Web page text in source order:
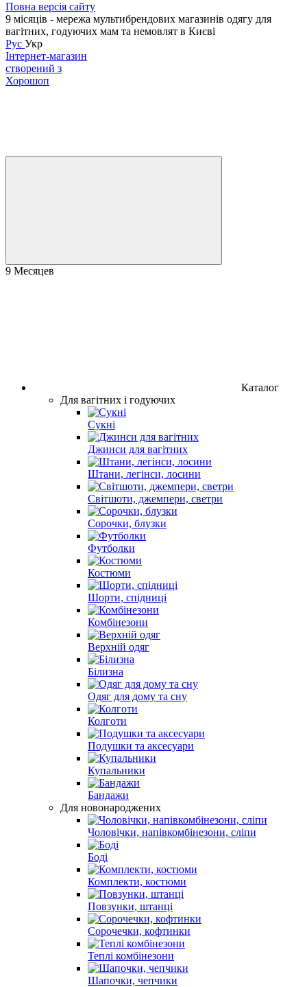
Повна версія сайту
9 місяців - мережа мультибрендових магазинів одягу для
вагітних, годуючих мам та немовлят в Києві
Рус Укр
Інтернет-магазин
створений з
Хорошоп
9 Месяцев
Каталог
Для вагітних і годуючих
Сукні
Джинси для вагітних
Штани, легінси, лосини
Світшоти, джемпери, светри
Сорочки, блузки
Футболки
Костюми
Шорти, спідниці
Комбінезони
Верхній одяг
Білизна
Одяг для дому та сну
Колготи
Подушки та аксесуари
Купальники
Бандажи
Для новонароджених
Чоловічки, напівкомбінезони, сліпи
Боді
Комплекти, костюми
Повзунки, штанці
Сорочечки, кофтинки
Теплі комбінезони
Шапочки, чепчики